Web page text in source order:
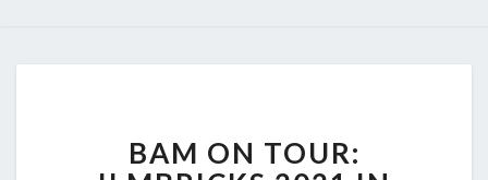
ON
TOUR:
BAM ON TOUR: